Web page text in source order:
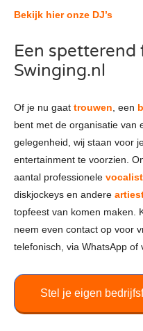
Bekijk hier onze DJ’s
Een spetterend
Swinging.nl
Of je nu gaat trouwen , een
bent met de organisatie van
gelegenheid, wij staan voor
entertainment te voorzien.
aantal professionele
diskjockeys en andere
topfeest van komen maken.
neem even contact op voor
telefonisch, via WhatsApp of
Stel je eigen